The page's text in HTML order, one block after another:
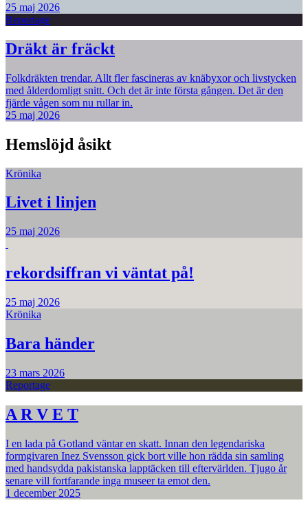
25 maj 2026
Reportage
Dräkt är fräckt
Folkdräkten trendar. Allt fler fascineras av knäbyxor och livstycken
med ålderdomligt snitt. Och det är inte första gången. Det är den
fjärde vågen som nu rullar in.
25 maj 2026
Hemslöjd åsikt
Krönika
Livet i linjen
25 maj 2026
rekordsiffran vi väntat på!
25 maj 2026
Krönika
Bara händer
23 mars 2026
Reportage
A R V E T
I en lada på Gotland väntar en skatt. Innan den legendariska
formgivaren Inez Svensson gick bort ville hon rädda sin samling
med handsydda pakistanska lapptäcken till eftervärlden. Tjugo år
senare vill fortfarande inga museer ta emot den.
1 december 2025